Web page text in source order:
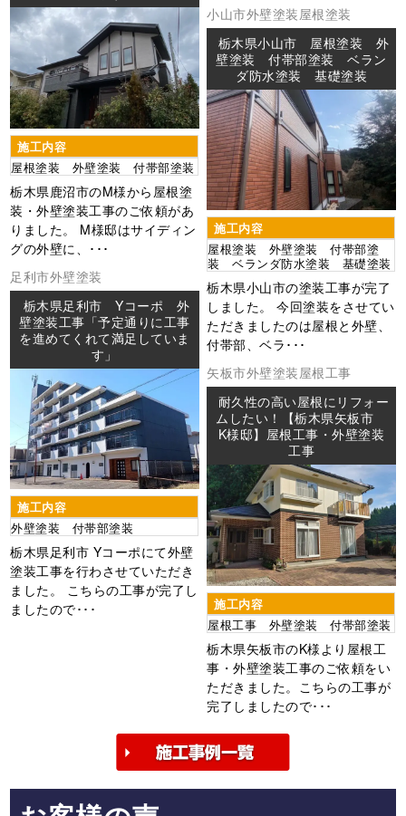
施工内容
屋根塗装 外壁塗装 付帯部塗装
栃木県鹿沼市のM様から屋根塗
装・外壁塗装工事のご依頼があ
りました。 M様邸はサイディン
グの外壁に、･･･
小山市外壁塗装 屋根塗装
栃木県小山市 屋根塗装 外
壁塗装 付帯部塗装 ベラン
ダ防水塗装 基礎塗装
施工内容
屋根塗装 外壁塗装 付帯部塗
装 ベランダ防水塗装 基礎塗装
栃木県小山市の塗装工事が完了
しました。 今回塗装をさせてい
ただきましたのは屋根と外壁、
付帯部、ベラ･･･
足利市外壁塗装
栃木県足利市 Yコーポ 外
壁塗装工事「予定通りに工事
を進めてくれて満足していま
す」
施工内容
外壁塗装 付帯部塗装
栃木県足利市 Yコーポにて外壁
塗装工事を行わさせていただき
ました。 こちらの工事が完了し
ましたので･･･
矢板市外壁塗装屋根工事
耐久性の高い屋根にリフォー
ムしたい！【栃木県矢板市
K様邸】屋根工事・外壁塗装
工事
施工内容
屋根工事 外壁塗装 付帯部塗装
栃木県矢板市のK様より屋根工
事・外壁塗装工事のご依頼をい
ただきました。こちらの工事が
完了しましたので･･･